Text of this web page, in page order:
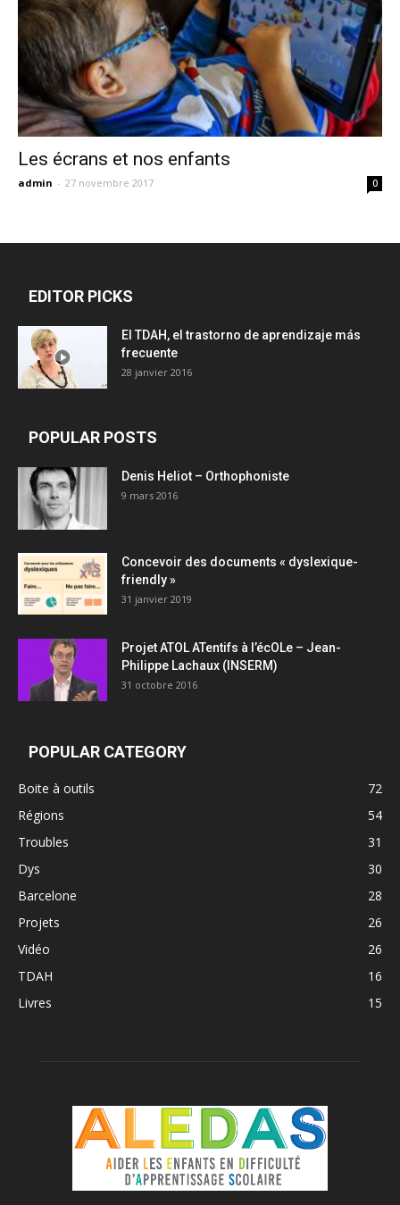
Les écrans et nos enfants
admin - 27 novembre 2017 0
EDITOR PICKS
El TDAH, el trastorno de aprendizaje más
frecuente
28 janvier 2016
POPULAR POSTS
Denis Heliot – Orthophoniste
9 mars 2016
Concevoir des documents « dyslexique-
friendly »
31 janvier 2019
Projet ATOL ATentifs à l’écOLe – Jean-
Philippe Lachaux (INSERM)
31 octobre 2016
POPULAR CATEGORY
Boite à outils
72
Régions
54
Troubles
31
Dys
30
Barcelone
28
Projets
26
Vidéo
26
TDAH
16
Livres
15